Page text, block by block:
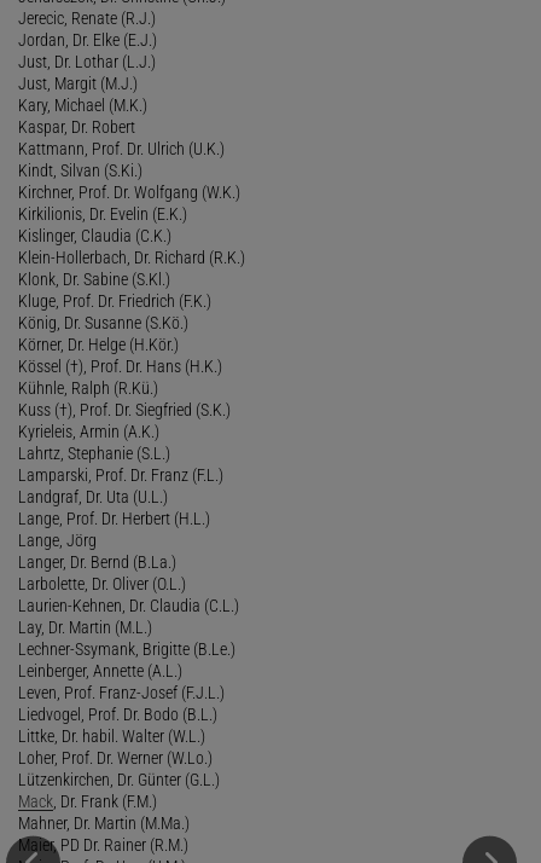
Jerecic, Renate (R.J.)
Jordan, Dr. Elke (E.J.)
Just, Dr. Lothar (L.J.)
Just, Margit (M.J.)
Kary, Michael (M.K.)
Kaspar, Dr. Robert
Kattmann, Prof. Dr. Ulrich (U.K.)
Kindt, Silvan (S.Ki.)
Kirchner, Prof. Dr. Wolfgang (W.K.)
Kirkilionis, Dr. Evelin (E.K.)
Kislinger, Claudia (C.K.)
Klein-Hollerbach, Dr. Richard (R.K.)
Klonk, Dr. Sabine (S.Kl.)
Kluge, Prof. Dr. Friedrich (F.K.)
König, Dr. Susanne (S.Kö.)
Körner, Dr. Helge (H.Kör.)
Kössel (†), Prof. Dr. Hans (H.K.)
Kühnle, Ralph (R.Kü.)
Kuss (†), Prof. Dr. Siegfried (S.K.)
Kyrieleis, Armin (A.K.)
Lahrtz, Stephanie (S.L.)
Lamparski, Prof. Dr. Franz (F.L.)
Landgraf, Dr. Uta (U.L.)
Lange, Prof. Dr. Herbert (H.L.)
Lange, Jörg
Langer, Dr. Bernd (B.La.)
Larbolette, Dr. Oliver (O.L.)
Laurien-Kehnen, Dr. Claudia (C.L.)
Lay, Dr. Martin (M.L.)
Lechner-Ssymank, Brigitte (B.Le.)
Leinberger, Annette (A.L.)
Leven, Prof. Franz-Josef (F.J.L.)
Liedvogel, Prof. Dr. Bodo (B.L.)
Littke, Dr. habil. Walter (W.L.)
Loher, Prof. Dr. Werner (W.Lo.)
Lützenkirchen, Dr. Günter (G.L.)
Mack , Dr. Frank (F.M.)
Mahner, Dr. Martin (M.Ma.)
Maier, PD Dr. Rainer (R.M.)